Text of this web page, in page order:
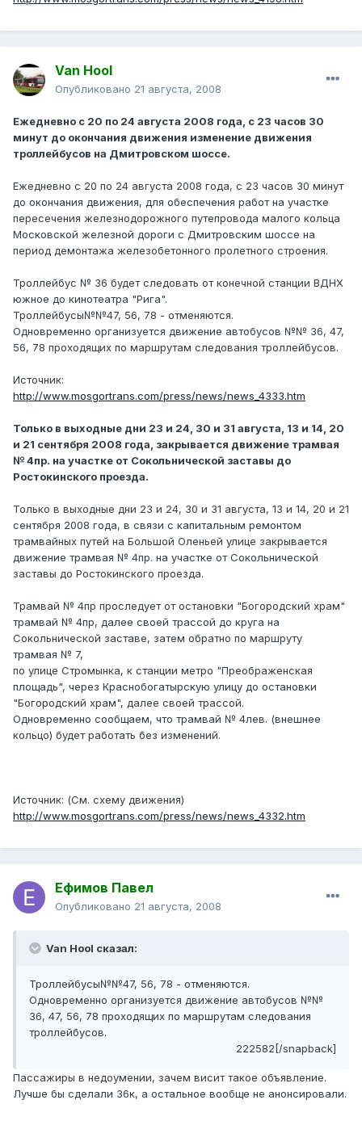
Van Hool
Опубликовано 21 августа, 2008
Ежедневно с 20 по 24 августа 2008 года, с 23 часов 30
минут до окончания движения изменение движения
троллейбусов на Дмитровском шоссе.
Ежедневно с 20 по 24 августа 2008 года, с 23 часов 30 минут
до окончания движения, для обеспечения работ на участке
пересечения железнодорожного путепровода малого кольца
Московской железной дороги с Дмитровским шоссе на
период демонтажа железобетонного пролетного строения.
Троллейбус № 36 будет следовать от конечной станции ВДНХ
южное до кинотеатра "Рига".
Троллейбусы№№47, 56, 78 - отменяются.
Одновременно организуется движение автобусов №№ 36, 47,
56, 78 проходящих по маршрутам следования троллейбусов.
Источник:
http://www.mosgortrans.com/press/news/news_4333.htm
Только в выходные дни 23 и 24, 30 и 31 августа, 13 и 14, 20
и 21 сентября 2008 года, закрывается движение трамвая
№ 4пр. на участке от Сокольнической заставы до
Ростокинского проезда.
Только в выходные дни 23 и 24, 30 и 31 августа, 13 и 14, 20 и 21
сентября 2008 года, в связи с капитальным ремонтом
трамвайных путей на Большой Оленьей улице закрывается
движение трамвая № 4пр. на участке от Сокольнической
заставы до Ростокинского проезда.
Трамвай № 4пр проследует от остановки "Богородский храм"
трамвай № 4пр, далее своей трассой до круга на
Сокольнической заставе, затем обратно по маршруту
трамвая № 7,
по улице Стромынка, к станции метро "Преображенская
площадь", через Краснобогатырскую улицу до остановки
"Богородский храм", далее своей трассой.
Одновременно сообщаем, что трамвай № 4лев. (внешнее
кольцо) будет работать без изменений.
Источник: (См. схему движения)
http://www.mosgortrans.com/press/news/news_4332.htm
Ефимов Павел
Опубликовано 21 августа, 2008
Van Hool сказал:
Троллейбусы№№47, 56, 78 - отменяются.
Одновременно организуется движение автобусов №№
36, 47, 56, 78 проходящих по маршрутам следования
троллейбусов.
222582[/snapback]
Пассажиры в недоумении, зачем висит такое объявление.
Лучше бы сделали 36к, а остальное вообще не анонсировали.